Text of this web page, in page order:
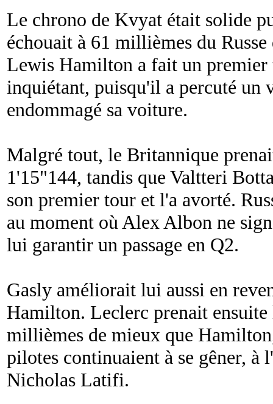
Le chrono de Kvyat était solide
échouait à 61 millièmes du
Lewis Hamilton a fait un premier
inquiétant, puisqu'il a percuté un
endommagé sa voiture.
Malgré tout, le Britannique
1'15"144, tandis que Valtteri
son premier tour et l'a avorté.
au moment où Alex Albon ne
lui garantir un passage en Q2.
Gasly améliorait lui aussi en
Hamilton. Leclerc prenait
millièmes de mieux que
pilotes continuaient à se gêner, à
Nicholas Latifi.